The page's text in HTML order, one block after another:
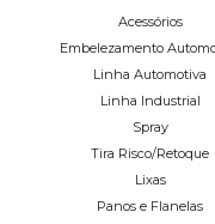
Acessórios
Embelezamento
Linha Automotiva
Linha Industrial
Spray
Tira Risco/Retoque
Lixas
Panos e Flanelas